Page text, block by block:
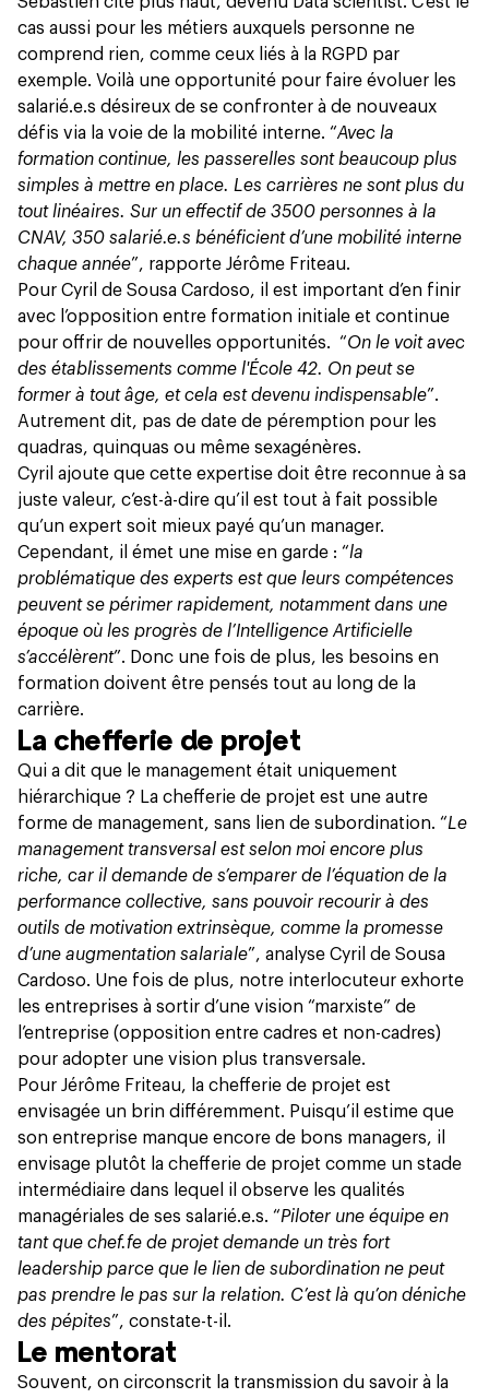
cas aussi pour les métiers auxquels personne ne
comprend rien, comme ceux liés à la RGPD par
exemple. Voilà une opportunité pour faire évoluer les
salarié.e.s désireux de se confronter à de nouveaux
défis via la voie de la mobilité interne. “Avec la
formation continue, les passerelles sont beaucoup plus
simples à mettre en place. Les carrières ne sont plus du
tout linéaires. Sur un effectif de 3500 personnes à la
CNAV, 350 salarié.e.s bénéficient d’une mobilité interne
chaque année”, rapporte Jérôme Friteau.
Pour Cyril de Sousa Cardoso, il est important d’en finir
avec l’opposition entre formation initiale et continue
pour offrir de nouvelles opportunités. “On le voit avec
des établissements comme l'École 42. On peut se
former à tout âge, et cela est devenu indispensable”.
Autrement dit, pas de date de péremption pour les
quadras, quinquas ou même sexagénères.
Cyril ajoute que cette expertise doit être reconnue à sa
juste valeur, c’est-à-dire qu’il est tout à fait possible
qu’un expert soit mieux payé qu’un manager.
Cependant, il émet une mise en garde : “la
problématique des experts est que leurs compétences
peuvent se périmer rapidement, notamment dans une
époque où les progrès de l’Intelligence Artificielle
s’accélèrent”. Donc une fois de plus, les besoins en
formation doivent être pensés tout au long de la
carrière.
La chefferie de projet
Qui a dit que le management était uniquement
hiérarchique ? La chefferie de projet est une autre
forme de management, sans lien de subordination. “Le
management transversal est selon moi encore plus
riche, car il demande de s’emparer de l’équation de la
performance collective, sans pouvoir recourir à des
outils de motivation extrinsèque, comme la promesse
d’une augmentation salariale”, analyse Cyril de Sousa
Cardoso. Une fois de plus, notre interlocuteur exhorte
les entreprises à sortir d’une vision “marxiste” de
l’entreprise (opposition entre cadres et non-cadres)
pour adopter une vision plus transversale.
Pour Jérôme Friteau, la chefferie de projet est
envisagée un brin différemment. Puisqu’il estime que
son entreprise manque encore de bons managers, il
envisage plutôt la chefferie de projet comme un stade
intermédiaire dans lequel il observe les qualités
managériales de ses salarié.e.s. “Piloter une équipe en
tant que chef.fe de projet demande un très fort
leadership parce que le lien de subordination ne peut
pas prendre le pas sur la relation. C’est là qu’on déniche
des pépites”, constate-t-il.
Le mentorat
Souvent, on circonscrit la transmission du savoir à la